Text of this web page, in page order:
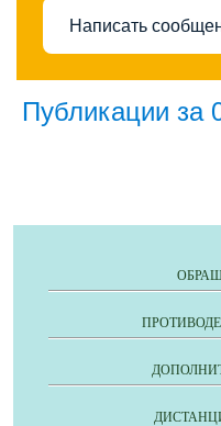
Написать
Публикации за